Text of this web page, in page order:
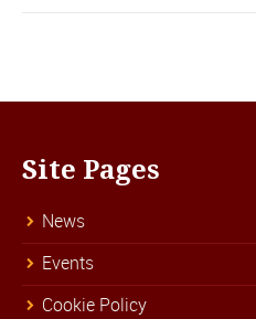
Site Pages
News
Events
Cookie Policy